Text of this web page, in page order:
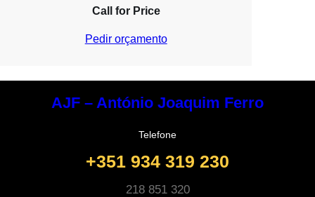
Call for Price
Pedir orçamento
AJF – António Joaquim Ferro
Telefone
+351 934 319 230
218 851 320